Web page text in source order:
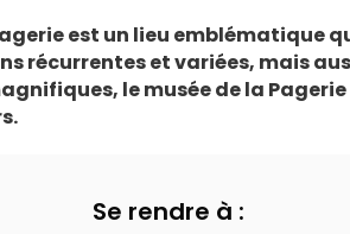
est un lieu emblématique
récurrentes et variées, mais
le musée de la
Se rendre à :